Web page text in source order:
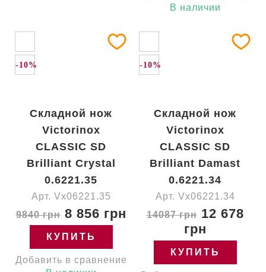
В наличии
-10%
Складной нож
Victorinox
CLASSIC SD
Brilliant Crystal
0.6221.35
Арт. Vx06221.35
9840 грн8 856 грн
КУПИТЬ
Добавить в сравнение
-10%
Складной нож
Victorinox
CLASSIC SD
Brilliant Damast
0.6221.34
Арт. Vx06221.34
14087 грн12 678
грн
КУПИТЬ